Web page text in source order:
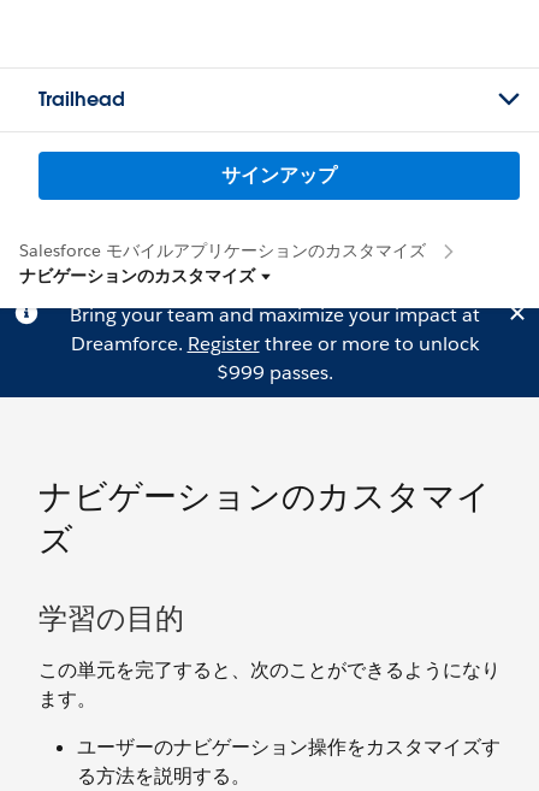
Trailhead
サインアップ
Salesforce モバイルアプリケーションのカスタマイズ
ナビゲーションのカスタマイズ
Bring your team and maximize your impact at
Dreamforce. Registerthree or more to unlock
$999 passes.
ナビゲーションのカスタマイ
ズ
学習の目的
この単元を完了すると、次のことができるようになり
ます。
ユーザーのナビゲーション操作をカスタマイズす
る方法を説明する。